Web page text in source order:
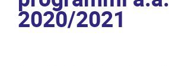
2020/2021